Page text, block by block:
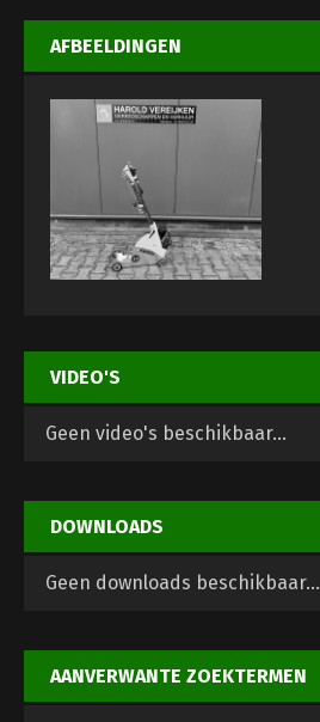
AFBEELDINGEN
VIDEO'S
Geen video's beschikbaar...
DOWNLOADS
Geen downloads beschikbaar...
AANVERWANTE ZOEKTERMEN